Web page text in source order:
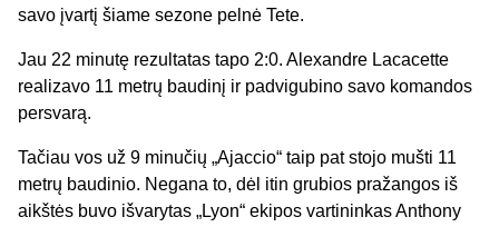
savo įvartį šiame sezone pelnė Tete.
Jau 22 minutę rezultatas tapo 2:0. Alexandre Lacacette
realizavo 11 metrų baudinį ir padvigubino savo komandos
persvarą.
Tačiau vos už 9 minučių „Ajaccio“ taip pat stojo mušti 11
metrų baudinio. Negana to, dėl itin grubios pražangos iš
aikštės buvo išvarytas „Lyon“ ekipos vartininkas Anthony